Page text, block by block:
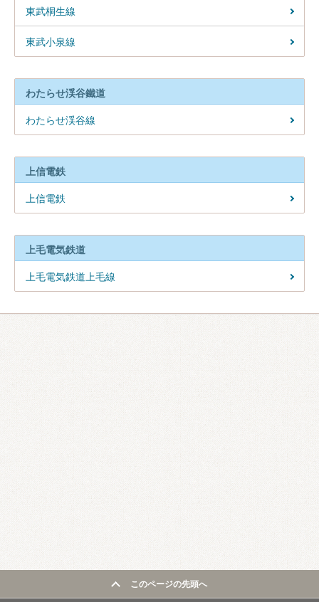
東武桐生線
東武小泉線
わたらせ渓谷鐵道
わたらせ渓谷線
上信電鉄
上信電鉄
上毛電気鉄道
上毛電気鉄道上毛線
このページの先頭へ